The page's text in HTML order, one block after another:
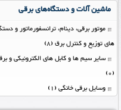
ماشین آلات و دستگاه‌های برقی
موتور برقی، دینام، ترانسفورماتور و
های توزیع و کنترل برق (8)
سایر سیم ها و کابل های الکترونیکی و
(0)
وسایل برقی خانگی (1)